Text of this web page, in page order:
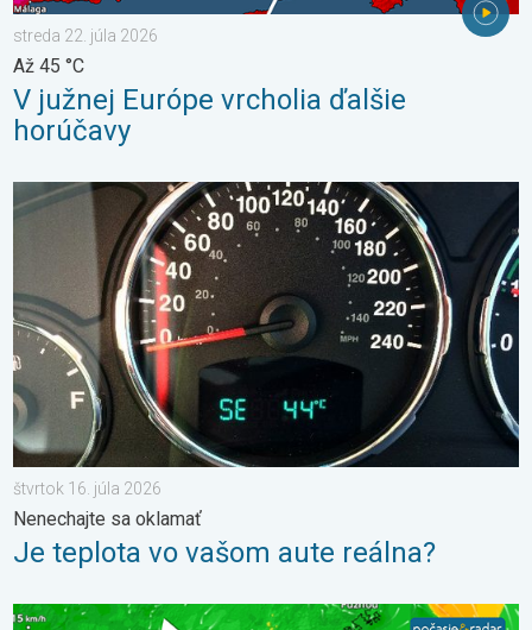
streda 22. júla 2026
Až 45 °C
V južnej Európe vrcholia ďalšie
horúčavy
Je teplota vo vašom aute reálna?. Nenechajte sa oklamať. . .
štvrtok 16. júla 2026
Nenechajte sa oklamať
Je teplota vo vašom aute reálna?
Čínu zasiahne pomerne silný tajfún. Až 500 litrov dažďa. . .